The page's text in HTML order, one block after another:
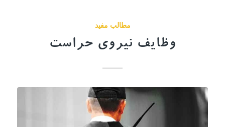
مطالب مفید
وظایف نیروی حراست